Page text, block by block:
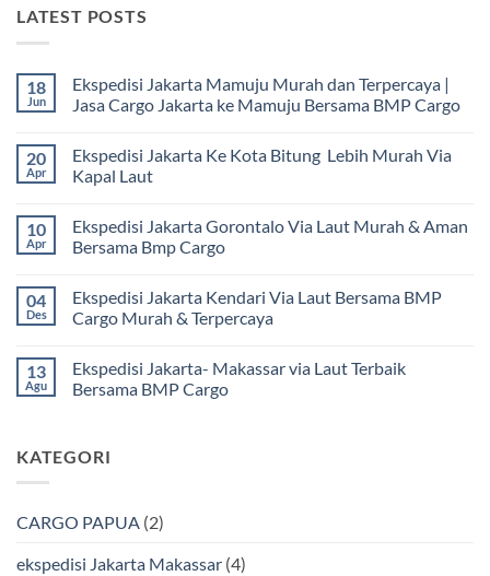
LATEST POSTS
18
Jun
Ekspedisi Jakarta Mamuju Murah dan Terpercaya |
Jasa Cargo Jakarta ke Mamuju Bersama BMP Cargo
komentar
pada
Ekspedisi
Murah
dan
Terpercaya
Cargo
Jakarta
ke
BMP
Cargo
20
Apr
Ekspedisi Jakarta Ke Kota Bitung Lebih Murah Via
Kapal Laut
komentar
pada
Ekspedisi
Kota
Bitung
Lebih
Kapal
Laut
10
Apr
Ekspedisi Jakarta Gorontalo Via Laut Murah & Aman
Bersama Bmp Cargo
komentar
pada
Ekspedisi
Via
Laut
Murah
Bmp
Cargo
04
Des
Ekspedisi Jakarta Kendari Via Laut Bersama BMP
Cargo Murah & Terpercaya
komentar
pada
Ekspedisi
Laut
Bersama
&
13
Agu
Ekspedisi Jakarta- Makassar via Laut Terbaik
Bersama BMP Cargo
pada
Ekspedisi
Laut
BMP
KATEGORI
CARGO PAPUA (2)
ekspedisi Jakarta Makassar (4)